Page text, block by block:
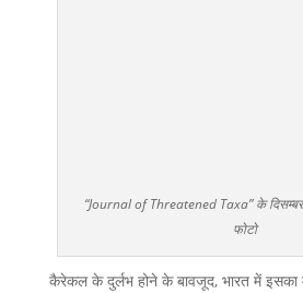
“Journal of Threatened Taxa” के
फोटो
कैरेकल के दुर्लभ होने के बावजूद, भारत में